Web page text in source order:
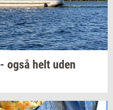
- også helt uden